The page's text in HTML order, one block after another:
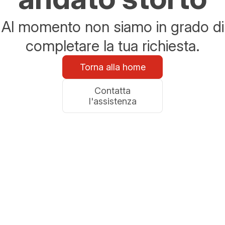
Al momento non siamo in grado di
completare la tua richiesta.
Torna alla home
Contatta
l'assistenza